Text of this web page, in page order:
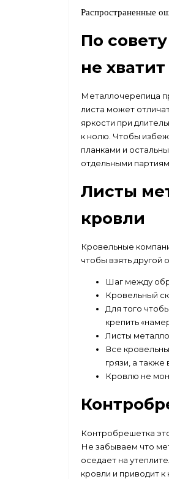
Распространенные
По
не
Металлочерепица
листа может
яркости при
к нолю. Чтобы
планками и
отдельными
Листы
кровли
Кровельные
чтобы взять
Шаг между
Кровельный
Для того
крепить
Листы
Все
грязи, а также
Кровлю не
Контробрешетка
Не забываем что
оседает на
кровли и приводит